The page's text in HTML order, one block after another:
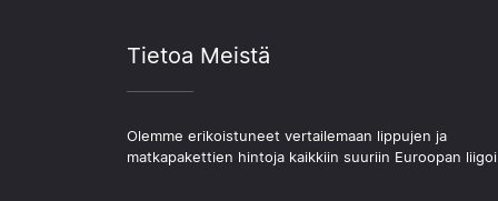
Tietoa Meistä
Olemme erikoistuneet vertailemaan lippujen ja
matkapakettien hintoja kaikkiin suuriin Euroopan